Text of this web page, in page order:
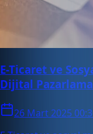
E-Ticaret ve
Dijital
26 Mart 2025